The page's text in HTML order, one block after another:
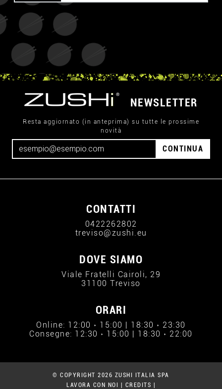
NEWSLETTER
Resta aggiornato (in anteprima) su tutte le prossime
novità
CONTINUA
CONTATTI
0422262802
treviso@zushi.eu
DOVE SIAMO
Viale Fratelli Cairoli, 29
31100 Treviso
ORARI
Online: 12:00 › 15:00 | 18:30 › 23:30
Consegne: 12:30 › 15:00 | 18:30 › 22:00
© COPYRIGHT 2026 ZUSHI ITALIA SPA
LAVORA CON NOI
CREDITS